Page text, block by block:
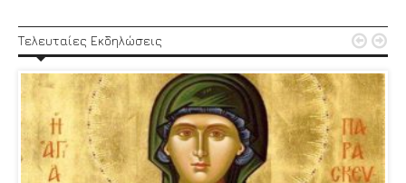
Τελευταίες Εκδηλώσεις  